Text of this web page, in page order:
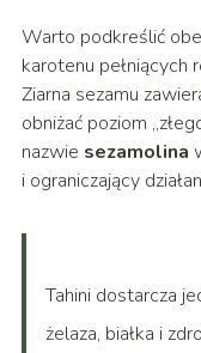
Warto podkreślić
karotenu pełniących
Ziarna sezamu
obniżać poziom
nazwie sezamolina
i ograniczający
Tahini dostarcza
żelaza, białka i